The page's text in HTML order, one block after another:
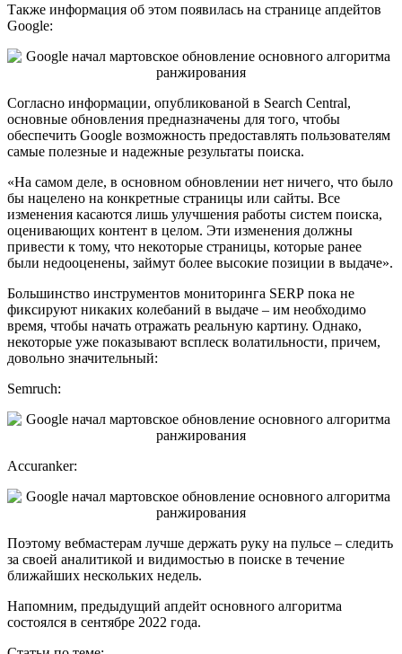
Также информация об этом появилась на странице апдейтов
Google:
Согласно информации, опубликованой в Search Central,
основные обновления предназначены для того, чтобы
обеспечить Google возможность предоставлять пользователям
самые полезные и надежные результаты поиска.
«На самом деле, в основном обновлении нет ничего, что было
бы нацелено на конкретные страницы или сайты. Все
изменения касаются лишь улучшения работы систем поиска,
оценивающих контент в целом. Эти изменения должны
привести к тому, что некоторые страницы, которые ранее
были недооценены, займут более высокие позиции в выдаче».
Большинство инструментов мониторинга SERP пока не
фиксируют никаких колебаний в выдаче – им необходимо
время, чтобы начать отражать реальную картину. Однако,
некоторые уже показывают всплеск волатильности, причем,
довольно значительный:
Semruch:
Accuranker:
Поэтому вебмастерам лучше держать руку на пульсе – следить
за своей аналитикой и видимостью в поиске в течение
ближайших нескольких недель.
Напомним, предыдущий апдейт основного алгоритма
состоялся в сентябре 2022 года.